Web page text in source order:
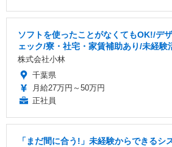
ソフトを使ったことがなくてもOK!/デ
ェック/寮・社宅・家賃補助あり/未経験
株式会社小林
千葉県
月給27万円～50万円
正社員
「まだ間に合う!」未経験からできるシ